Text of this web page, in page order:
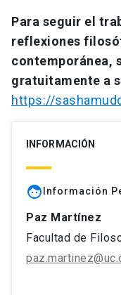
Para seguir el
reflexiones
contemporánea,
gratuitamente a
https://
INFORMACIÓN
face Información
Paz Martínez
Facultad de